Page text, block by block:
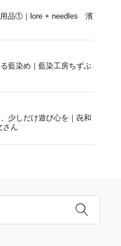
用品①｜lore + needles 濱
藍染め｜藍染工房ちずぶ
少しだけ遊び心を｜㐂和
ん